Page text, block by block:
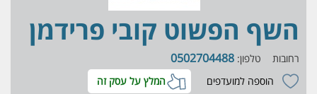
השף הפשוט קובי פרידמן
רחובות טלפון: 0502704488
הוספה למועדפים המלץ על עסק זה